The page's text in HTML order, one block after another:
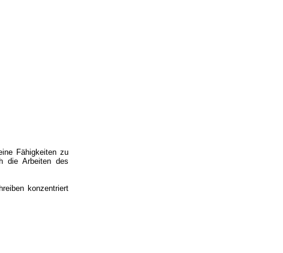
Fähigkeiten zu
die Arbeiten des
konzentriert